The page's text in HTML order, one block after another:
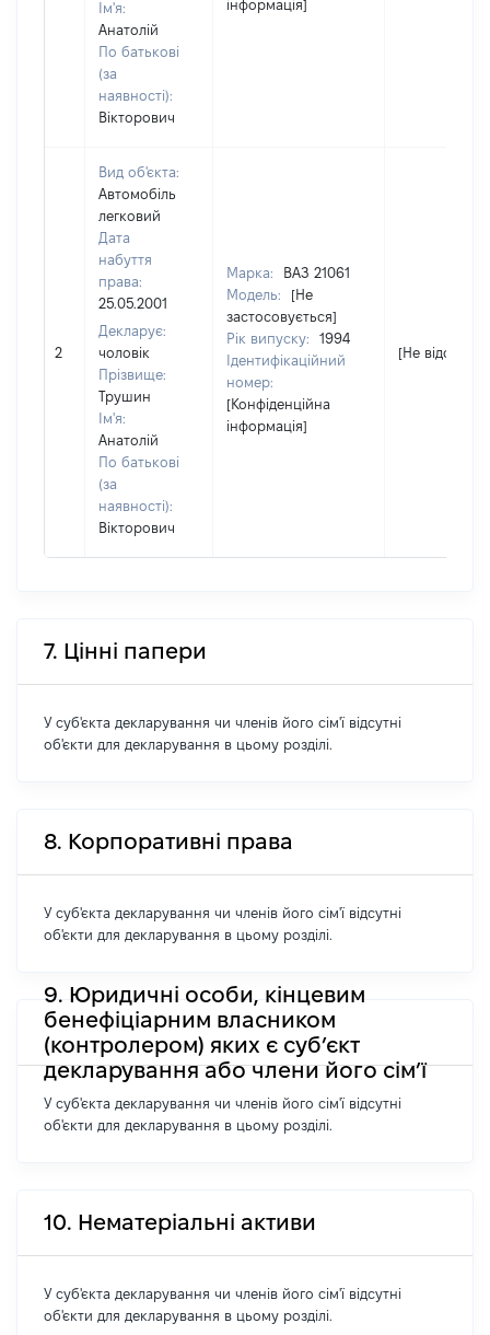
Ім'я:
Анатолій
По батькові
(за
наявності):
Вікторович
інформація]
2
Вид об'єкта:
Автомобіль
легковий
Дата
набуття
права:
25.05.2001
Декларує:
чоловік
Прізвище:
Трушин
Ім'я:
Анатолій
По батькові
(за
наявності):
Вікторович
Марка:
ВАЗ 21061
Модель:
[Не
застосовується]
Рік випуску:
1994
Ідентифікаційний
номер:
[Конфіденційна
інформація]
[Не відомо]
7. Цінні папери
У суб'єкта декларування чи членів його сім'ї відсутні
об'єкти для декларування в цьому розділі.
8. Корпоративні права
У суб'єкта декларування чи членів його сім'ї відсутні
об'єкти для декларування в цьому розділі.
9. Юридичні особи, кінцевим
бенефіціарним власником
(контролером) яких є суб’єкт
декларування або члени його сім’ї
У суб'єкта декларування чи членів його сім'ї відсутні
об'єкти для декларування в цьому розділі.
10. Нематеріальні активи
У суб'єкта декларування чи членів його сім'ї відсутні
об'єкти для декларування в цьому розділі.